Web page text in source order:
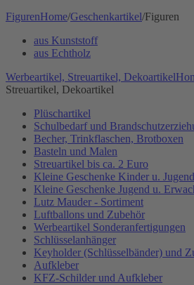
FigurenHome/Geschenkartikel/Figuren
aus Kunststoff
aus Echtholz
Werbeartikel, Streuartikel, Dekoartikel
Streuartikel, Dekoartikel
Plüschartikel
Schulbedarf und
Becher, Trinkflaschen, Brotboxen
Basteln und Malen
Streuartikel bis ca. 2 Euro
Kleine Geschenke Kinder u. Jugend
Kleine Geschenke Jugend u.
Lutz Mauder - Sortiment
Luftballons und Zubehör
Werbeartikel Sonderanfertigungen
Schlüsselanhänger
Keyholder (Schlüsselbänder) und
Aufkleber
KFZ-Schilder und Aufkleber